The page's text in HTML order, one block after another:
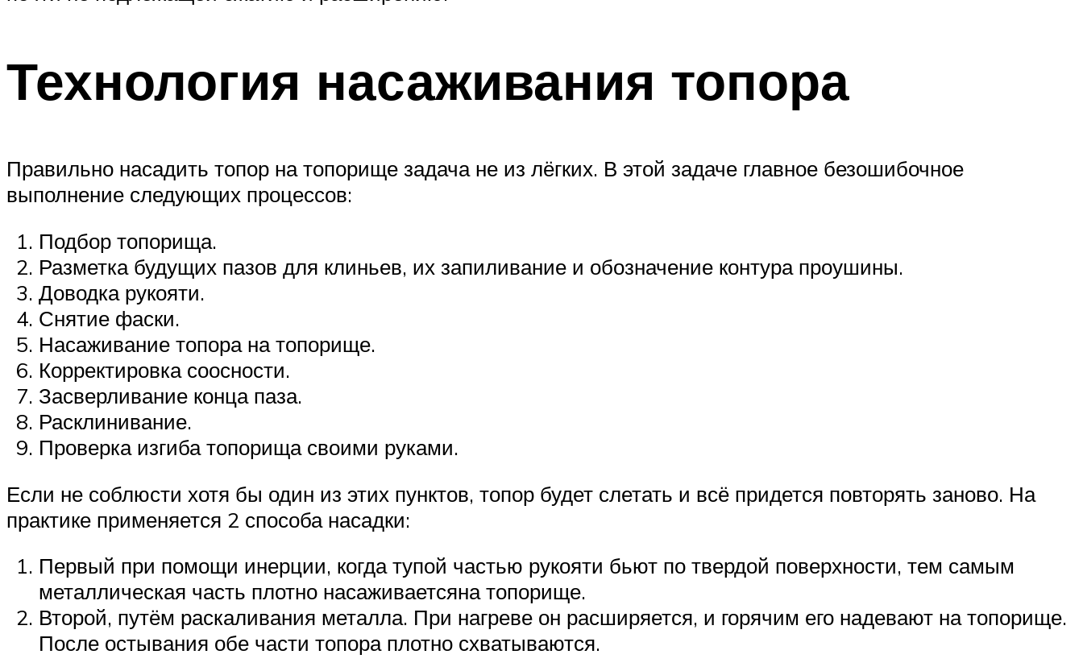
Технология насаживания топора
Правильно насадить топор на топорище задача не из лёгких. В этой задаче главное безошибочное
выполнение следующих процессов:
Подбор топорища.
Разметка будущих пазов для клиньев, их запиливание и обозначение контура проушины.
Доводка рукояти.
Снятие фаски.
Насаживание топора на топорище.
Корректировка соосности.
Засверливание конца паза.
Расклинивание.
Проверка изгиба топорища своими руками.
Если не соблюсти хотя бы один из этих пунктов, топор будет слетать и всё придется повторять заново. На
практике применяется 2 способа насадки:
Первый при помощи инерции, когда тупой частью рукояти бьют по твердой поверхности, тем самым
металлическая часть плотно насаживаетсяна топорище.
Второй, путём раскаливания металла. При нагреве он расширяется, и горячим его надевают на топорище.
После остывания обе части топора плотно схватываются.